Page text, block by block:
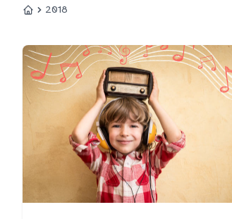
Home2018